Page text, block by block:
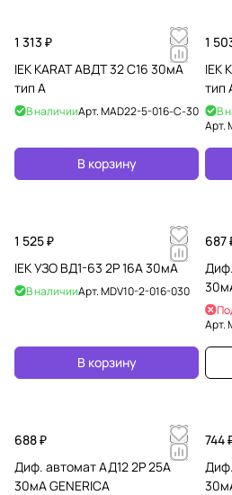
1 313 ₽
IEK KARAT АВДТ 32 C16 30мА
тип A
В наличииАрт.MAD22-5-016-C-30
В корзину
1
IEK
тип
В
Арт.
1 525 ₽
IEK УЗО ВД1-63 2Р 16А 30мА
В наличииАрт.MDV10-2-016-030
В корзину
687
Арт.
688 ₽
Диф. автомат АД12 2Р 25А
30мА GENERICA
744